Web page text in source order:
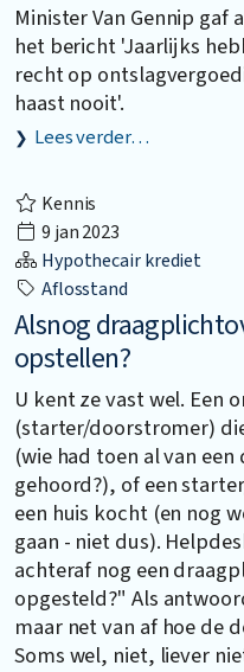
Minister Van Gennip
het bericht 'Jaarlijks
recht op
haast nooit'.
Lees verder…
Kennis
9 jan 2023
Hypothecair krediet
Aflosstand
Alsnog
opstellen?
U kent ze vast wel. Een
(starter/doorstromer)
(wie had toen al van
gehoord?), of een
een huis kocht (en nog
gaan - niet dus).
achteraf nog een
opgesteld?" Als
maar net van af hoe de
Soms wel, niet, liever